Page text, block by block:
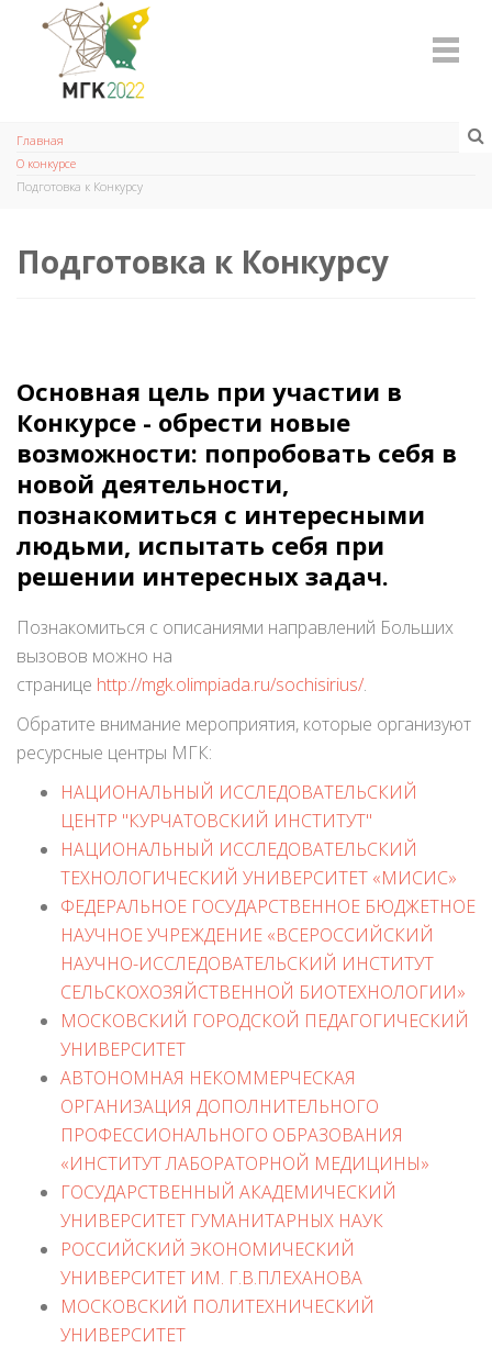
Главная
О конкурсе
Подготовка к Конкурсу
Подготовка к Конкурсу
Основная цель при участии в
Конкурсе - обрести новые
возможности: попробовать себя в
новой деятельности,
познакомиться с интересными
людьми, испытать себя при
решении интересных задач.
Познакомиться с описаниями направлений Больших
вызовов можно на
странице http://mgk.olimpiada.ru/sochisirius/.
Обратите внимание мероприятия, которые организуют
ресурсные центры МГК:
НАЦИОНАЛЬНЫЙ ИССЛЕДОВАТЕЛЬСКИЙ
ЦЕНТР "КУРЧАТОВСКИЙ ИНСТИТУТ"
НАЦИОНАЛЬНЫЙ ИССЛЕДОВАТЕЛЬСКИЙ
ТЕХНОЛОГИЧЕСКИЙ УНИВЕРСИТЕТ «МИСИС»
ФЕДЕРАЛЬНОЕ ГОСУДАРСТВЕННОЕ БЮДЖЕТНОЕ
НАУЧНОЕ УЧРЕЖДЕНИЕ «ВСЕРОССИЙСКИЙ
НАУЧНО-ИССЛЕДОВАТЕЛЬСКИЙ ИНСТИТУТ
СЕЛЬСКОХОЗЯЙСТВЕННОЙ БИОТЕХНОЛОГИИ»
МОСКОВСКИЙ ГОРОДСКОЙ ПЕДАГОГИЧЕСКИЙ
УНИВЕРСИТЕТ
АВТОНОМНАЯ НЕКОММЕРЧЕСКАЯ
ОРГАНИЗАЦИЯ ДОПОЛНИТЕЛЬНОГО
ПРОФЕССИОНАЛЬНОГО ОБРАЗОВАНИЯ
«ИНСТИТУТ ЛАБОРАТОРНОЙ МЕДИЦИНЫ»
ГОСУДАРСТВЕННЫЙ АКАДЕМИЧЕСКИЙ
УНИВЕРСИТЕТ ГУМАНИТАРНЫХ НАУК
РОССИЙСКИЙ ЭКОНОМИЧЕСКИЙ
УНИВЕРСИТЕТ ИМ. Г.В.ПЛЕХАНОВА
МОСКОВСКИЙ ПОЛИТЕХНИЧЕСКИЙ
УНИВЕРСИТЕТ